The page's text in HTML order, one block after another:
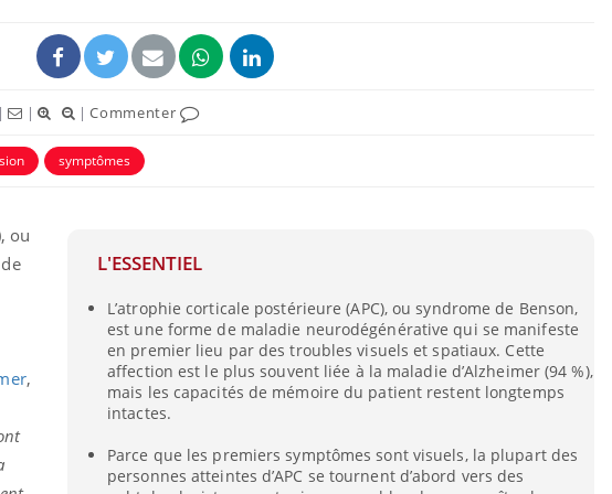
| | |Commenter
symptômes
L'ESSENTIEL
L’atrophie corticale postérieure (APC), ou syndrome de Benson,
est une forme de maladie neurodégénérative qui se manifeste
en premier lieu par des troubles visuels et spatiaux. Cette
affection est le plus souvent liée à la maladie d’Alzheimer (94 %),
mais les capacités de mémoire du patient restent longtemps
intactes.
Parce que les premiers symptômes sont visuels, la plupart des
personnes atteintes d’APC se tournent d’abord vers des
ou
,
irritabilité, brouillard mental ou
alopécie… Les symptômes de la
en fer sont multiples ce qui la rendpatients comme parfois chez les soignants.